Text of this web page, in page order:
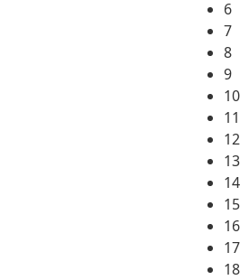
6
7
8
9
10
11
12
13
14
15
16
17
18